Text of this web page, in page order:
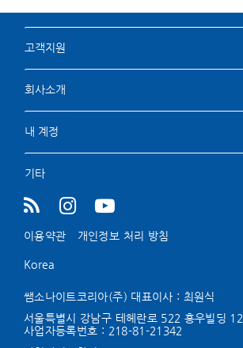
고객지원
회사소개
내 계정
기타
이용약관 개인정보 처리 방침
Korea
쌤소나이트코리아(주) 대표이사 : 최원식
서울특별시 강남구 테헤란로 522 홍우빌딩
사업자등록번호 : 218-81-21342